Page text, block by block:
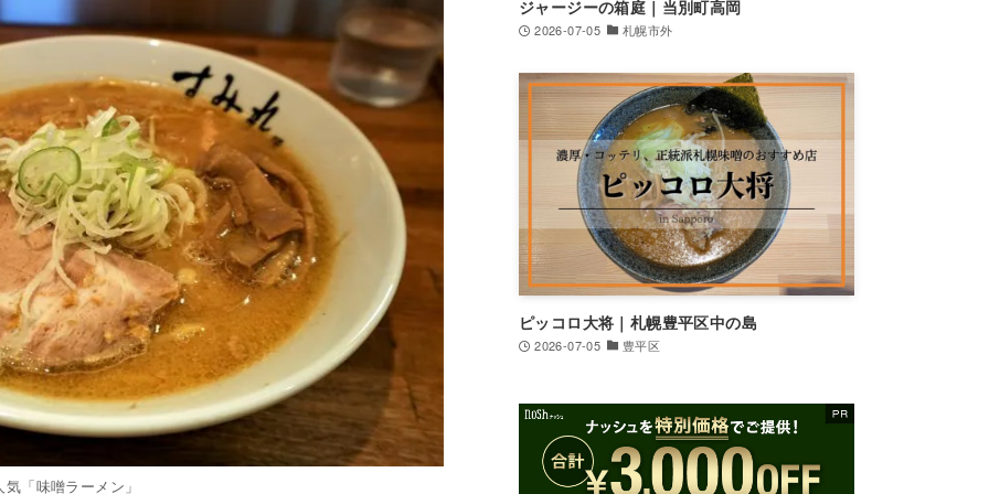
気「味噌ラーメン」
ジャージーの箱庭｜当別町高岡
2026-07-05 札幌市外
ピッコロ大将｜札幌豊平区中の島
2026-07-05 豊平区